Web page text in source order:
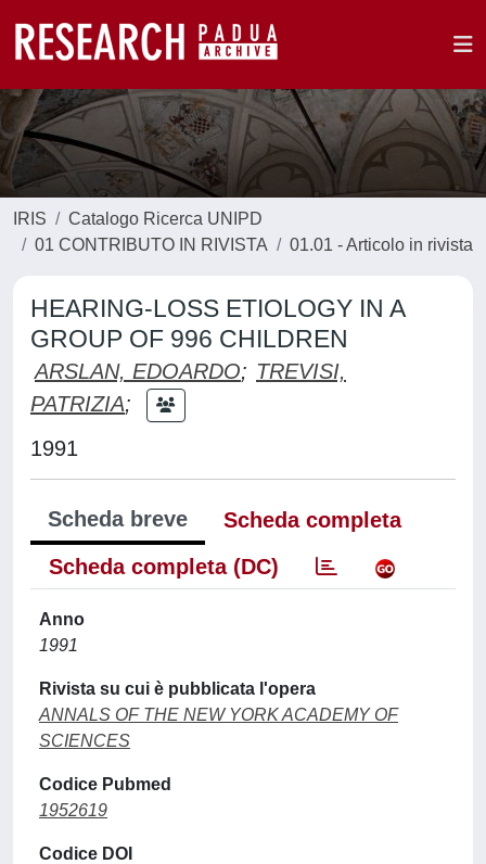
IRIS
Catalogo Ricerca UNIPD
01 CONTRIBUTO IN RIVISTA
01.01 - Articolo in rivista
HEARING-LOSS ETIOLOGY IN A
GROUP OF 996 CHILDREN
ARSLAN, EDOARDO; TREVISI,
PATRIZIA;
1991
Scheda breve
Scheda completa
Scheda completa (DC)
Anno
1991
Rivista su cui è pubblicata l'opera
ANNALS OF THE NEW YORK ACADEMY OF
SCIENCES
Codice Pubmed
1952619
Codice DOI